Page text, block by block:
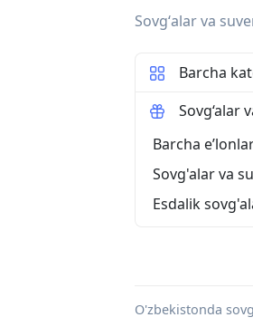
Sovgʻalar va
Barcha
Sovg‘alar
Barcha
Sovg'alar va
Esdalik
O'zbekistonda